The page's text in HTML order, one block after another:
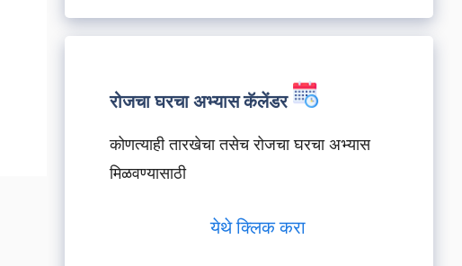
रोजचा घरचा अभ्यास कॅलेंडर
कोणत्याही तारखेचा तसेच रोजचा घरचा अभ्यास
मिळवण्यासाठी
येथे क्लिक करा